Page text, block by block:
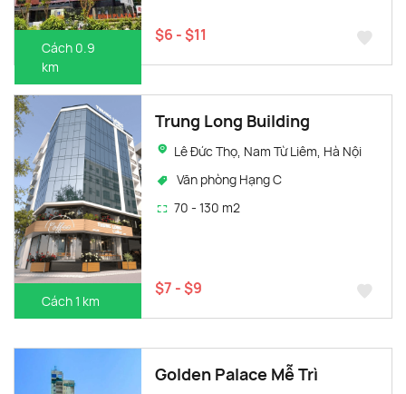
Cách 0.9
km
$6 - $11
Cách 1 km
Trung Long Building
Lê Đức Thọ, Nam Từ Liêm, Hà Nội
Văn phòng Hạng C
70 - 130 m2
$7 - $9
Golden Palace Mễ Trì